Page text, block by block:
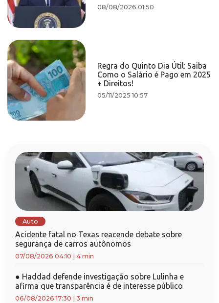
08/08/2026 01:50
Regra do Quinto Dia Útil: Saiba
Como o Salário é Pago em 2025
+ Direitos!
05/11/2025 10:57
Auto
Acidente fatal no Texas reacende debate sobre
segurança de carros autônomos
07/08/2026 04:10 4 min
● Haddad defende investigação sobre Lulinha e
afirma que transparência é de interesse público
06/08/2026 17:30 3 min